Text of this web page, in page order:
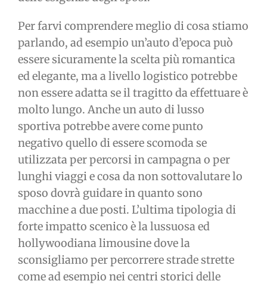
Per farvi comprendere meglio di cosa stiamo
parlando, ad esempio un’auto d’epoca può
essere sicuramente la scelta più romantica
ed elegante, ma a livello logistico potrebbe
non essere adatta se il tragitto da effettuare è
molto lungo. Anche un auto di lusso
sportiva potrebbe avere come punto
negativo quello di essere scomoda se
utilizzata per percorsi in campagna o per
lunghi viaggi e cosa da non sottovalutare lo
sposo dovrà guidare in quanto sono
macchine a due posti. L’ultima tipologia di
forte impatto scenico è la lussuosa ed
hollywoodiana limousine dove la
sconsigliamo per percorrere strade strette
come ad esempio nei centri storici delle